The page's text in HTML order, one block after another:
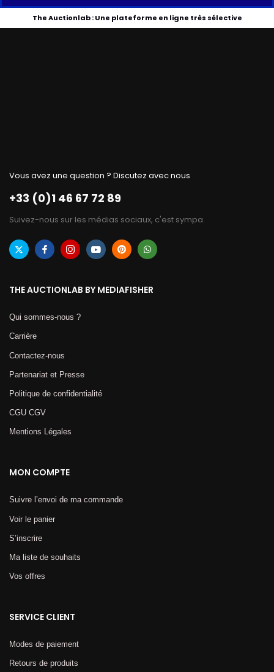
The Auctionlab : Une plateforme en ligne très sélective
Vous avez une question ? Discutez avec nous
+33 (0)1 46 67 72 89
Suivez-nous sur les médias sociaux, c'est sympa.
THE AUCTIONLAB BY MEDIAFISHER
Qui sommes-nous ?
Carrière
Contactez-nous
Partenariat et Presse
Politique de confidentialité
CGU CGV
Mentions Légales​
MON COMPTE
Suivre l’envoi de ma commande
Voir le panier
S’inscrire
Ma liste de souhaits
Vos offres
SERVICE CLIENT
Modes de paiement
Retours de produits